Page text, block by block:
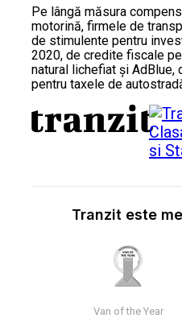
Pe lângă măsura
motorină, firmele de
de stimulente pentru
2020, de credite fiscale
natural lichefiat şi
pentru taxele de
Tranzit este
Van of the Year